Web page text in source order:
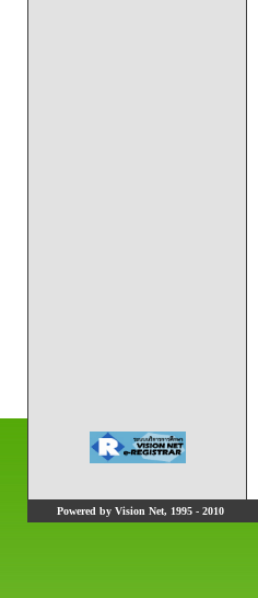
Powered by Vision Net, 1995 - 2010